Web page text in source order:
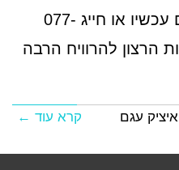
בגוגל בחינם? מלא פרטים עכשיו או חייג 077-
הרצון להרוויח הרבה
איציק עגם קרא עוד ←